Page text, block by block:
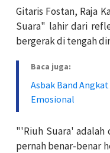
Gitaris Fostan, Raja
Suara" lahir dari
bergerak di tengah
Baca juga:
Asbak Band
Emosional
"'Riuh Suara'
pernah benar-benar